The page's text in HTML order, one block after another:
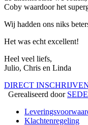
Coby waardoor het
Wij hadden ons niks
Het was echt excellent!
Heel veel liefs,
Julio, Chris en Linda
DIRECT
Gerealiseerd door
Klachtenregeling